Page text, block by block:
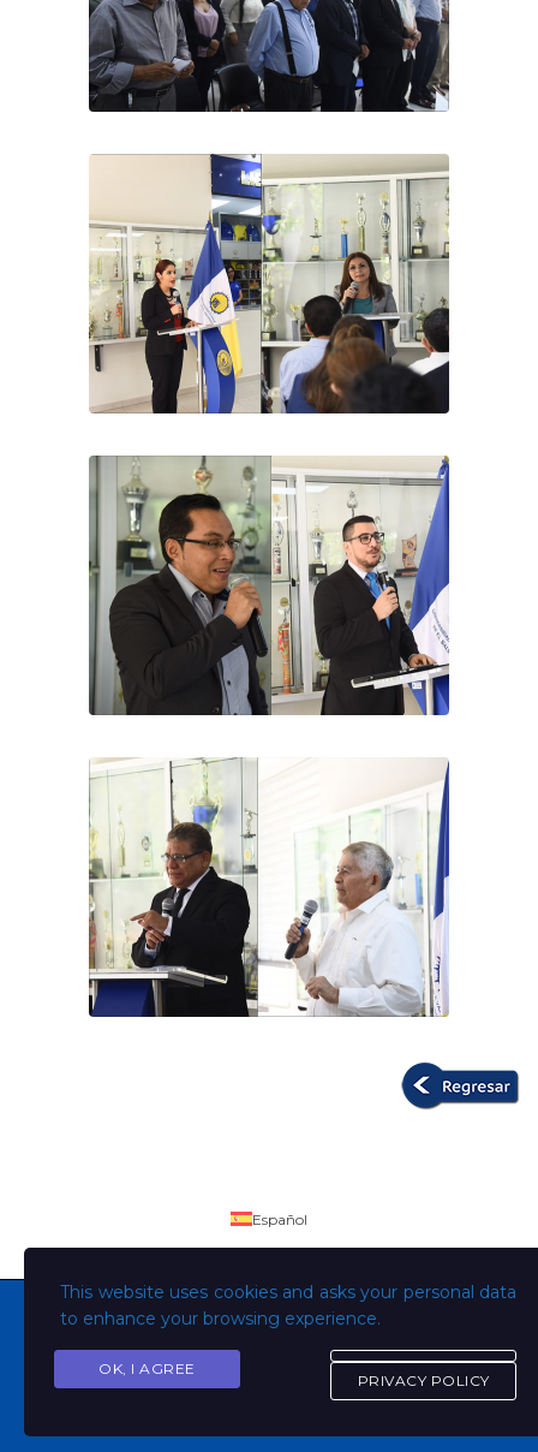
Copyright © Todos los derechos son de la Universidad
This website uses cookies and asks your personal data
to enhance your browsing experience.
OK, I AGREE
PRIVACY POLICY
Español